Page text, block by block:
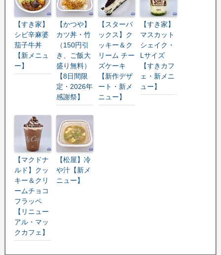
【すき家】
シビ辛麻婆
茄子牛丼
【新メニュ
ー】
【かつや】
カツ丼・竹
（150円引
き、ご飯大
盛り無料）
【8日間限
定・2026年
感謝祭】
【スターバ
ックス】ク
ッキー＆ク
リーム チー
ズケーキ
【新作デザ
ート・新メ
ニュー】
【すき家】
マスカット
シェイク・
Lサイズ
【すきカフ
ェ・新メニ
ュー】
【マクドナ
ルド】クッ
キー＆クリ
ームチョコ
フラッペ
【リニュー
アル・マッ
クカフェ】
【松屋】冷
や汁【新メ
ニュー】